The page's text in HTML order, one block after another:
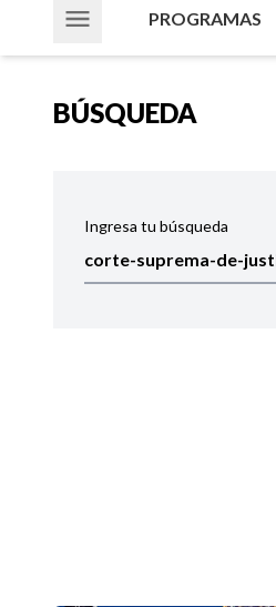
PROGRAMAS
BÚSQUEDA
Ingresa tu búsqueda